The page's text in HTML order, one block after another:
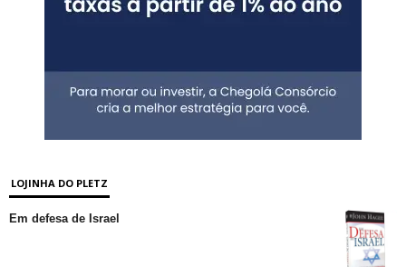
LOJINHA DO PLETZ
Em defesa de Israel